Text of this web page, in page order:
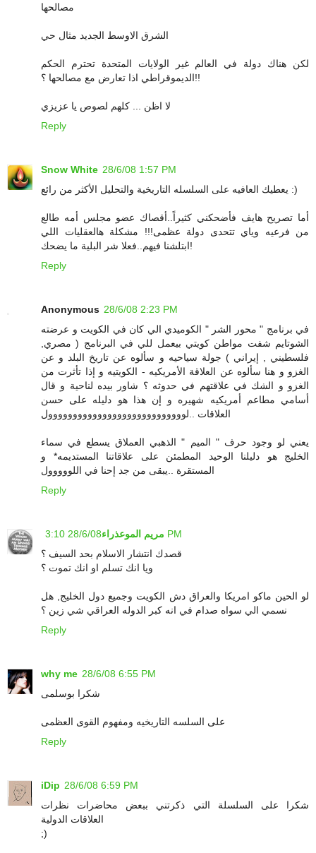
مصالحها
الشرق الاوسط الجديد مثال حي
لكن هناك دولة في العالم غير الولايات المتحدة تحترم الحكم
الديموقراطي اذا تعارض مع مصالحها ؟!!
لا اظن ... كلهم لصوص يا عزيزي
Reply
Snow White 28/6/08 1:57 PM
يعطيك العافيه على السلسله التاريخية والتحليل الأكثر من رائع :)
أما تصريح هايف فأضحكني كثيراً..أقصاك عضو مجلس أمه طالع
من فرعيه وياي تتحدى دولة عظمى!!! مشكلة هالعقليات اللي
ابتلشنا فيهم..فعلا شر البلية ما يضحك!
Reply
Anonymous 28/6/08 2:23 PM
في برنامج " محور الشر " الكوميدي الي كان في الكويت و عرضته
الشوتايم شفت مواطن كويتي بيعمل للي في البرنامج ( مصري,
فلسطيني , إيراني ) جولة سياحيه و سألوه عن تاريخ البلد و عن
الغزو و هنا سألوه عن العلاقة الأمريكيه - الكويتيه و إذا تأثرت من
الغزو و الشك في علاقتهم في حدوثه ؟ شاور بيده لناحية و قال
أسامي مطاعم أمريكيه شهيره و إن هذا هو دليله على حسن
العلاقات ..لوووووووووووووووووووووووووووول
يعني لو وجود حرف " الميم " الذهبي العملاق يسطع في سماء
الخليج هو دليلنا الوحيد المطمئن على علاقاتنا المستديمه* و
المستقرة ..يبقى من جد إحنا في اللووووول
Reply
مريم الموعذراء 28/6/08 3:10 PM
قصدك انتشار الاسلام بحد السيف ؟
ويا انك تسلم او انك تموت ؟
لو الحين ماكو امريكا والعراق دش الكويت وجميع دول الخليج, هل
نسمي الي سواه صدام في انه كبر الدوله العراقي شي زين ؟
Reply
why me 28/6/08 6:55 PM
شكرا بوسلمى
على السلسه التاريخيه ومفهوم القوى العظمى
Reply
iDip 28/6/08 6:59 PM
شكرا على السلسلة التي ذكرتني ببعض محاضرات نظرات
العلاقات الدولية
;)